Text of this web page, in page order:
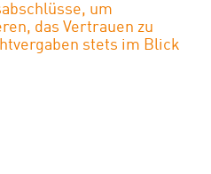
um
das Vertrauen zu
stets im Blick